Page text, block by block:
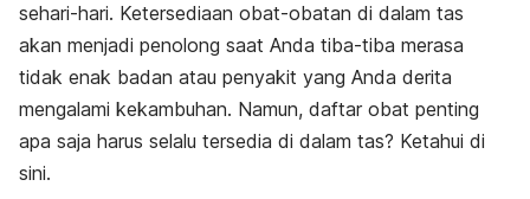
sehari-hari. Ketersediaan obat-obatan di dalam tas
akan menjadi penolong saat Anda tiba-tiba merasa
tidak enak badan atau penyakit yang Anda derita
mengalami kekambuhan. Namun, daftar obat penting
apa saja harus selalu tersedia di dalam tas? Ketahui di
sini.